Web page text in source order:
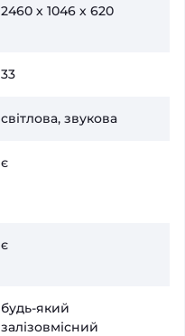
2460 х 1046 х 620
33
світлова, звукова
є
є
будь-який
залізовмісний